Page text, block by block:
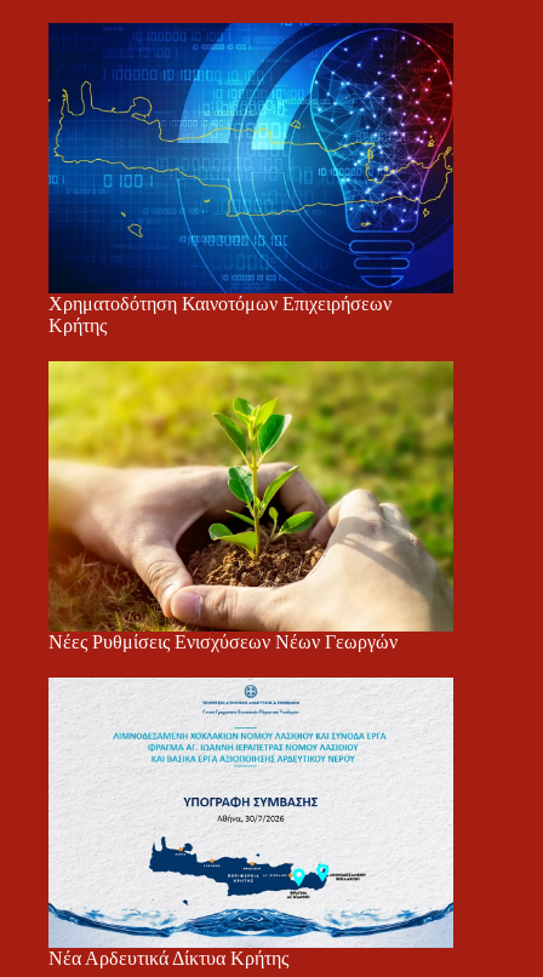
Χρηματοδότηση Καινοτόμων Επιχειρήσεων
Κρήτης
Νέες Ρυθμίσεις Ενισχύσεων Νέων Γεωργών
Νέα Αρδευτικά Δίκτυα Κρήτης